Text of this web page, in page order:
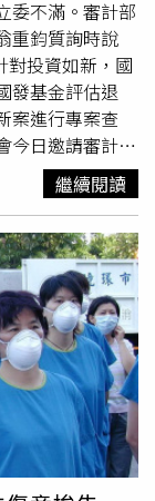
委不滿。審計部
重鈞質詢時說
對投資如新，國
發基金評估退
案進行專案查
今日邀請審計部
算審核報告案
國發基金投資如
請現金增資，但
衣廠後，全案就
壁紙，難道政府
新案最嚴重的事
等到檢調調查有
．國發會真的善
中是否有弊端、
目前轉投資66家
損，審計部早在
，要求加強督
繼續閱讀